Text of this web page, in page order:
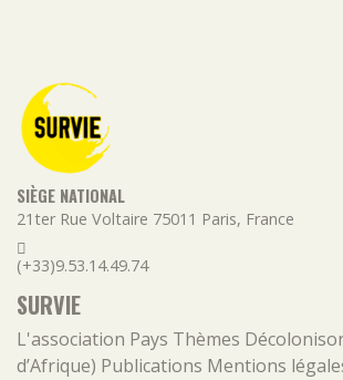
SIÈGE NATIONAL
21ter Rue Voltaire 75011 Paris, France
(+33)9.53.14.49.74
SURVIE
L'association Pays Thèmes
d’Afrique) Publications Mentions